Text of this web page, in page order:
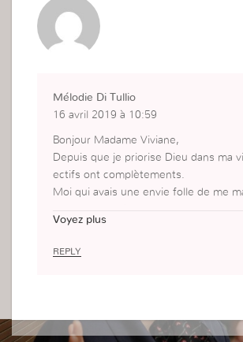
Mélodie Di Tullio
16 avril 2019 à 10:59
Bonjour Madame Viviane,
Depuis que je priorise Dieu dans ma
ectifs ont complètements.
Moi qui avais une envie folle de me
é de Dieu est devenue mon objectif,
Voyez plus
REPLY